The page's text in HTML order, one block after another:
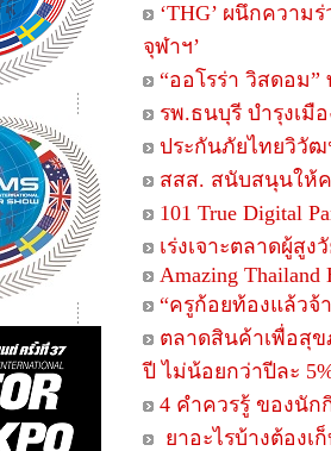
‘THG’ ผนึกควา
จุฬาฯ’
“ออโรร่า วิสดอม
รพ.ธนบุรี บำรุงเ
ประกันภัยไทยวิวัฒ
สสส. สนับสนุนให้
101 True Digital
เร่งเจาะตลาดผู้สู
Amazing Thailand
“ครูก้อยท้องแล้วจ้
ตลาดสินค้าเพื่อสุข
ปี ไม่น้อยกว่าปีละ
4 คำควรรู้ ของนั
ยาอะไรบ้างต้องเ